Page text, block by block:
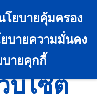
โยบายคุ้มครอง
บายความมั่นคง
บายคุกกี้
บไซต์